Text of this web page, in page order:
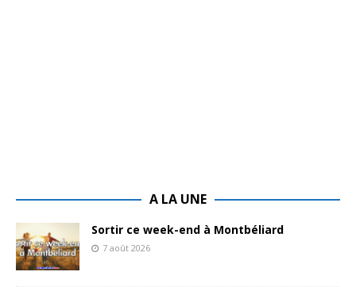
A LA UNE
Sortir ce week-end à Montbéliard
7 août 2026